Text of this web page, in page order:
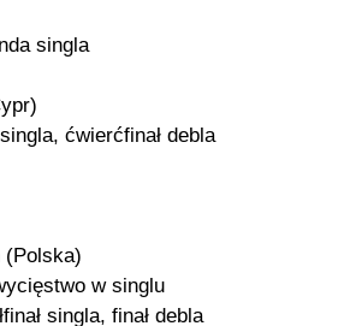
singla
ćwierćfinał debla
(Polska)
w singlu
singla, finał debla